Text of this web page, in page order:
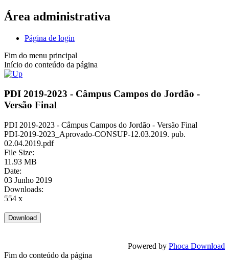
Área administrativa
Página de login
Fim do menu principal
Início do conteúdo da página
PDI 2019-2023 - Câmpus Campos do Jordão -
Versão Final
PDI 2019-2023 - Câmpus Campos do Jordão - Versão Final
PDI-2019-2023_Aprovado-CONSUP-12.03.2019. pub.
02.04.2019.pdf
File Size:
11.93 MB
Date:
03 Junho 2019
Downloads:
554 x
Powered by Phoca Download
Fim do conteúdo da página